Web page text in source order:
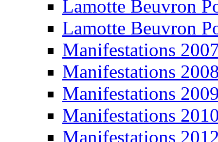
Lamotte Beuvron
Lamotte Beuvron
Manifestations
Manifestations
Manifestations
Manifestations
Manifestations